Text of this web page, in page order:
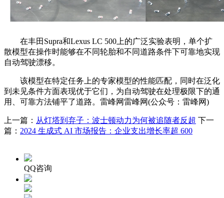
在丰田Supra和Lexus LC 500上的广泛实验表明，单个扩
散模型在操作时能够在不同轮胎和不同道路条件下可靠地实现
自动驾驶漂移。
该模型在特定任务上的专家模型的性能匹配，同时在泛化
到未见条件方面表现优于它们，为自动驾驶在处理极限下的通
用、可靠方法铺平了道路。雷峰网雷峰网(公众号：雷峰网)
上一篇： 从灯塔到弃子：波士顿动力为何被追随者反超 下一
篇： 2024 生成式 AI 市场报告：企业支出增长率超 600
QQ咨询